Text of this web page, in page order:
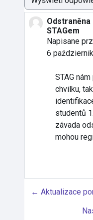
Sposób
STAGem
Napisane
6
Liczba
STAG
chvilku,
studentů
závada
mohou
← Aktualizace